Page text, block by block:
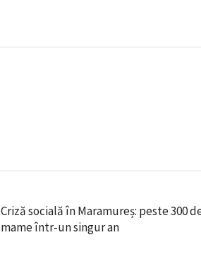
Criză socială în Maramureș: peste 300
mame într-un singur an